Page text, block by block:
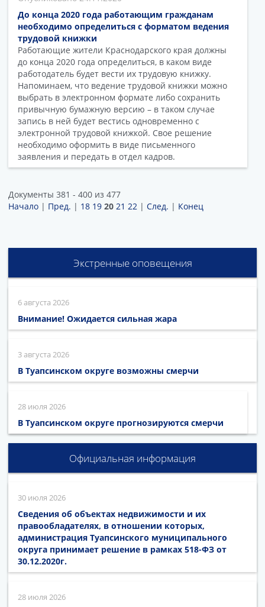
До конца 2020 года работающим гражданам
необходимо определиться с форматом ведения
трудовой книжки
Работающие жители Краснодарского края должны
до конца 2020 года определиться, в каком виде
работодатель будет вести их трудовую книжку.
Напоминаем, что ведение трудовой книжки можно
выбрать в электронном формате либо сохранить
привычную бумажную версию – в таком случае
запись в ней будет вестись одновременно с
электронной трудовой книжкой. Свое решение
необходимо оформить в виде письменного
заявления и передать в отдел кадров.
Документы 381 - 400 из 477
Начало | Пред. | 18 19 20 21 22 | След. | Конец
Экстренные оповещения
6 августа 2026
Внимание! Ожидается сильная жара
3 августа 2026
В Туапсинском округе возможны смерчи
28 июля 2026
В Туапсинском округе прогнозируются смерчи
Официальная информация
30 июля 2026
Сведения об объектах недвижимости и их
правообладателях, в отношении которых,
администрация Туапсинского муниципального
округа принимает решение в рамках 518-ФЗ от
30.12.2020г.
28 июля 2026